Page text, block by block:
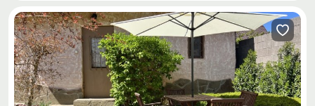
Скидка −5%
Хочешь дешевле? Оставь почту и получи
промокод на первое бронирование!